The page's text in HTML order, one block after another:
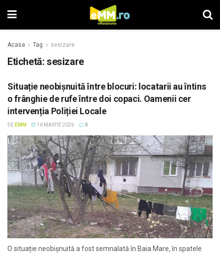
Acasa Tag sesizare
Etichetă: sesizare
Situație neobișnuită între blocuri: locatarii au întins
o frânghie de rufe între doi copaci. Oamenii cer
intervenția Poliției Locale
DE EMM 16 MARTIE 2026 0
O situație neobișnuită a fost semnalată în Baia Mare, în spatele